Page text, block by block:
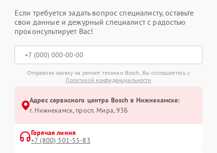
Если требуется задать вопрос специалисту, оставьте
свои данные и дежурный специалист с радостью
проконсультирует Вас!
Отправляя заявку на ремонт техники Bosch, Вы соглашаетесь с
Политикой конфиденциальности
Адрес сервисного центра Bosch в Нижнекамске:
г. Нижнекамск, просп. Мира, 93Б
Горячая линия
+7 (800) 301-55-83